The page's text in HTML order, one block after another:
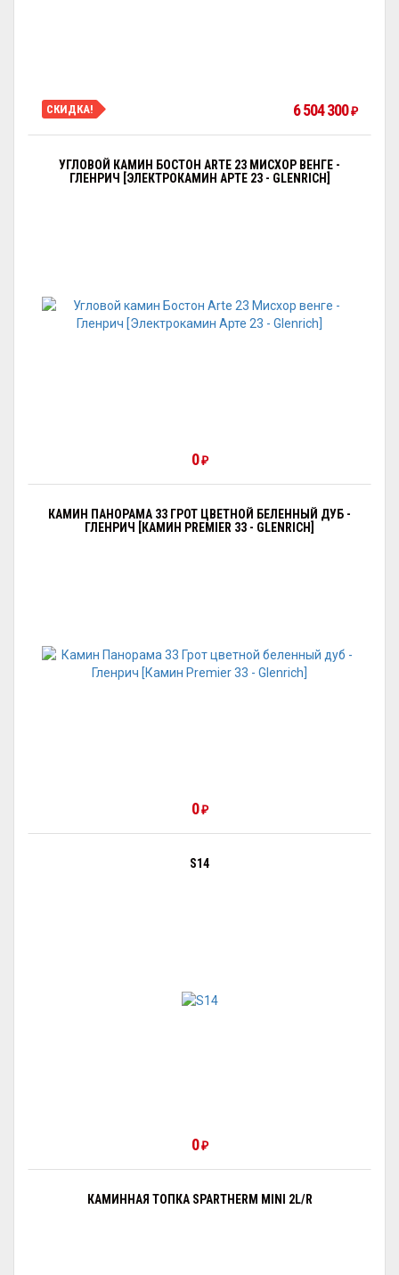
СКИДКА! 6 504 300 ₽
УГЛОВОЙ КАМИН БОСТОН ARTE 23 МИСХОР ВЕНГЕ -
ГЛЕНРИЧ [ЭЛЕКТРОКАМИН АРТЕ 23 - GLENRICH]
0 ₽
КАМИН ПАНОРАМА 33 ГРОТ ЦВЕТНОЙ БЕЛЕННЫЙ ДУБ -
ГЛЕНРИЧ [КАМИН PREMIER 33 - GLENRICH]
0 ₽
S14
0 ₽
КАМИННАЯ ТОПКА SPARTHERM MINI 2L/R